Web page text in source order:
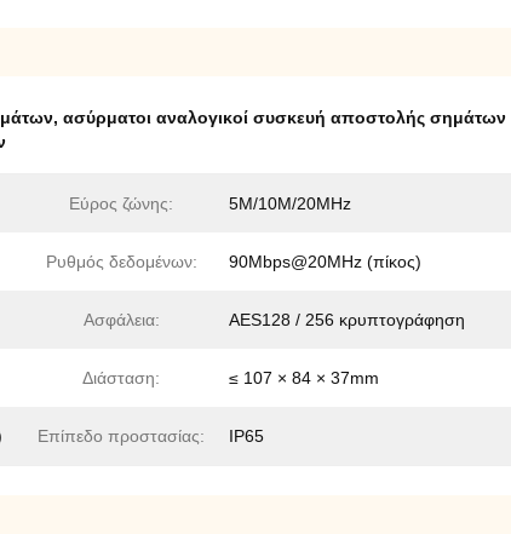
, ασύρματοι αναλογικοί συσκευή αποστολής σημάτων
Εύρος ζώνης: 5M/10M/20MHz
Ρυθμός δεδομένων: 90Mbps@20MHz (πίκος)
Ασφάλεια: AES128 / 256 κρυπτογράφηση
Διάσταση: ≤ 107 × 84 × 37mm
Επίπεδο προστασίας: IP65